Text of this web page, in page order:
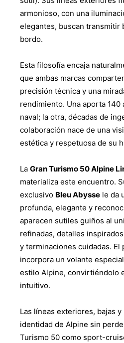
armonioso, con una
elegantes, buscan transmitir
bordo.
Esta filosofía encaja
que ambas marcas
precisión técnica y una
rendimiento. Una aporta 140
naval; la otra, décadas de
colaboración nace de una
estética y respetuosa de su
La Gran Turismo 50 Alpine
materializa este encuentro.
exclusivo Bleu Abysse le da
profunda, elegante y
aparecen sutiles guiños al
refinadas, detalles
y terminaciones cuidadas. El
incorpora un volante
estilo Alpine, convirtiéndolo
intuitivo.
Las líneas exteriores, bajas
identidad de Alpine sin
Turismo 50 como sport-